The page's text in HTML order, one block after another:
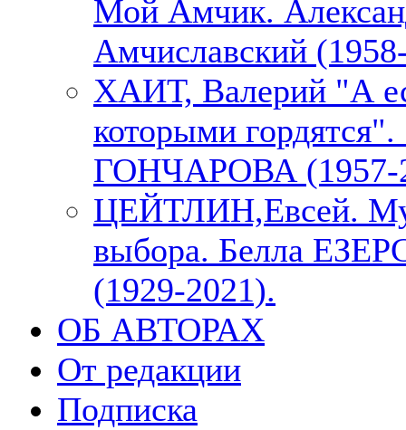
Мой Амчик.
Амчиславский
ХАИТ, Валерий "А
которыми
ГОНЧАРОВА (1957-
ЦЕЙТЛИН,Евсей.
выбора. Белла
(1929-2021).
ОБ АВТОРАХ
От редакции
Подписка